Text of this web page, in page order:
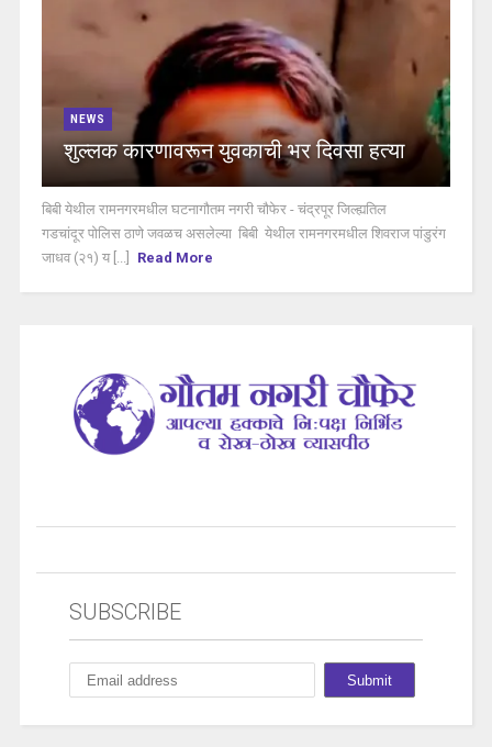
NEWS
शुल्लक कारणावरून युवकाची भर दिवसा हत्या
बिबी येथील रामनगरमधील घटनागौतम नगरी चौफेर - चंद्रपूर जिल्ह्यतिल
गडचांदूर पोलिस ठाणे जवळच असलेल्या बिबी येथील रामनगरमधील शिवराज पांडुरंग
जाधव (२१) य [...]
Read More
SUBSCRIBE